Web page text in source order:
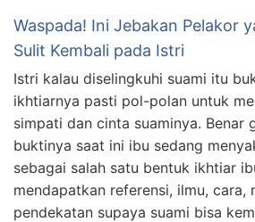
Waspada! Ini Jebakan Pelakor
Sulit Kembali pada Istri
Istri kalau diselingkuhi suami itu
ikhtiarnya pasti pol-polan untuk
simpati dan cinta suaminya. Benar
buktinya saat ini ibu sedang
sebagai salah satu bentuk ikhtiar
mendapatkan referensi, ilmu, cara,
pendekatan supaya suami bisa